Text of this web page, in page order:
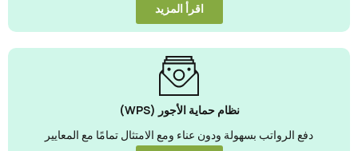
اقرأ المزيد
نظام حماية الأجور (WPS)
دفع الرواتب بسهولة ودون عناء ومع الامتثال تمامًا مع المعايير